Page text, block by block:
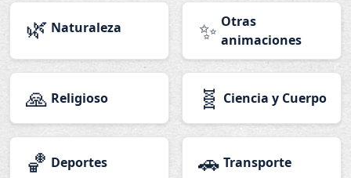
🌿 Naturaleza ✨ Otras
animaciones
🙏 Religioso 🧬 Ciencia y Cuerpo
🏀 Deportes 🚗 Transporte